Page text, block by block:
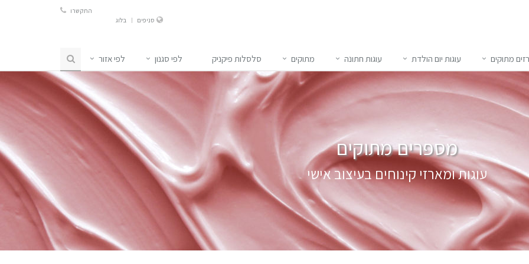
התקשרו
סניפים
בלוג
מתוקים עוגות יום הולדת עוגות חתונה מתוקים סלסלות פיקניק לפי סגנון לפי אזור
מספרים מתוקים
עוגות ומארזי קינוחים בעיצוב אישי